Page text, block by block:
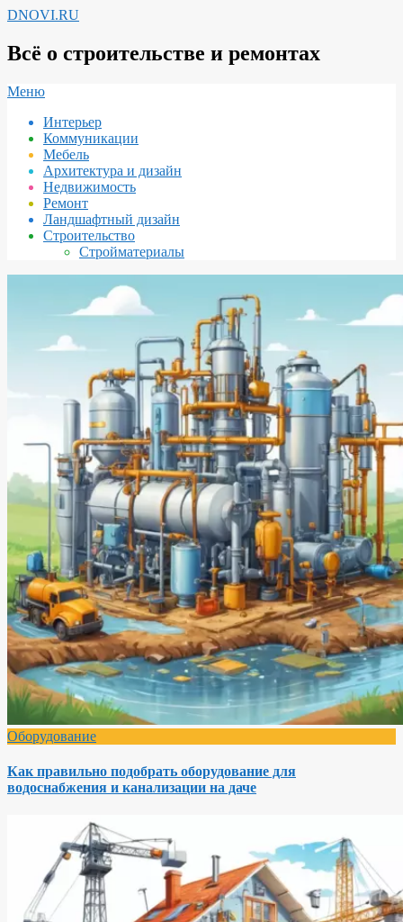
Перейти
содержимому
DNOVI.RU
Всё о строительстве и ремонтах
Вторичное
навигации
Меню
Интерьер
Коммуникации
Мебель
Архитектура и дизайн
Недвижимость
Ремонт
Ландшафтный дизайн
Строительство
Стройматериалы
Оборудование
Как правильно подобрать оборудование для
водоснабжения и канализации на даче